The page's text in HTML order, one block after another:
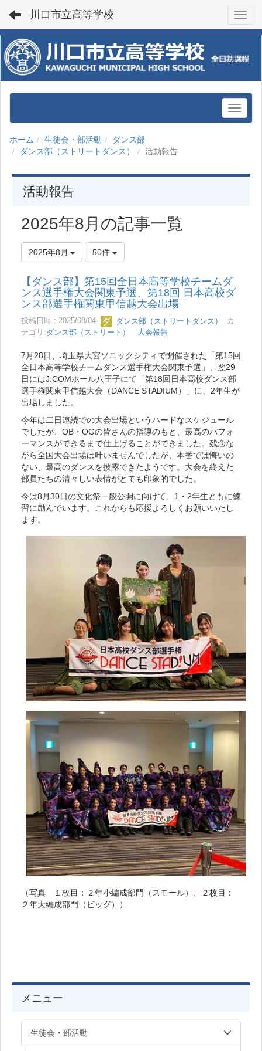
川口市立高等学校
ホーム 生徒会・部活動
ダンス部
ダンス部（ストリートダンス）
活動報告
活動報告
2025年8月の記事一覧
2025年8月 50件
【ダンス部】第15回全日本高等学校チームダ
ンス選手権大会関東予選、第18回 日本高校ダ
ンス部選手権関東甲信越大会出場
投稿日時 : 2025/08/04 ダンス部（ストリートダンス）
カ
テゴリ:ダンス部（ストリート） 大会報告
7月28日、埼玉県大宮ソニックシティで開催された「第15回
全日本高等学校チームダンス選手権大会関東予選」、翌29
日にはJ:COMホール八王子にて「第18回日本高校ダンス部
選手権関東甲信越大会（DANCE STADIUM）」に、2年生が
出場しました。
今年は二日連続での大会出場というハードなスケジュール
でしたが、OB・OGの皆さんの指導のもと、最高のパフォ
ーマンスができるまで仕上げることができました。残念な
がら全国大会出場は叶いませんでしたが、本番では悔いの
ない、最高のダンスを披露できたようです。大会を終えた
部員たちの清々しい表情がとても印象的でした。
今は8月30日の文化祭一般公開に向けて、1・2年生ともに練
習に励んでいます。これからも応援よろしくお願いいたし
ます。
（写真 １枚目：２年小編成部門（スモール）、２枚目：
２年大編成部門（ビッグ））
メニュー
生徒会・部活動